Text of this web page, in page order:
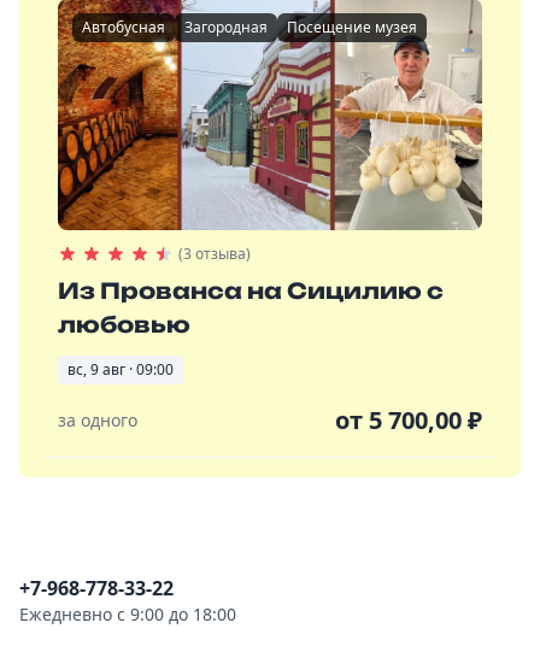
Автобусная Загородная Посещение музея
(3 отзыва)
Из Прованса на Сицилию с
любовью
вс, 9 авг · 09:00
за одного от 5 700,00₽
Контактная информация
+7-968-778-33-22
Ежедневно с 9:00 до 18:00